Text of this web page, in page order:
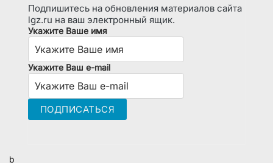
Подпишитесь на обновления материалов сайта
lgz.ru на ваш электронный ящик.
Укажите Ваше имя
Укажите Ваш e-mail
b